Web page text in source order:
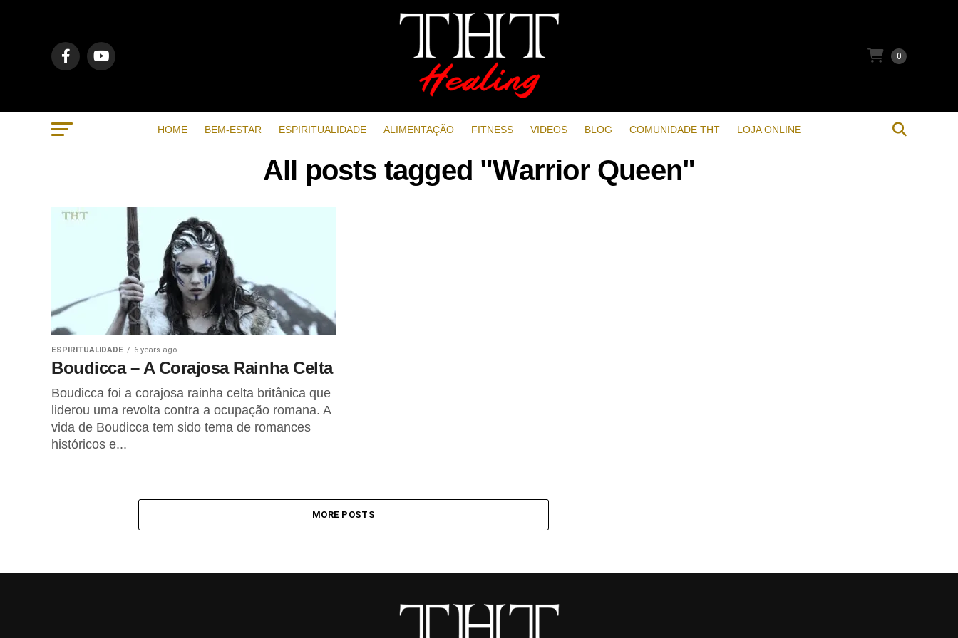
0
HOME BEM-ESTAR ESPIRITUALIDADE ALIMENTAÇÃO FITNESS VIDEOS BLOG COMUNIDADE THT LOJA ONLINE
All posts tagged "Warrior Queen"
ESPIRITUALIDADE 6 years ago
Boudicca – A Corajosa Rainha Celta
Boudicca foi a corajosa rainha celta britânica que
liderou uma revolta contra a ocupação romana. A
vida de Boudicca tem sido tema de romances
históricos e...
MORE POSTS
RECENTES POPULAR
BEM-ESTAR 7 months ago
Métodos de respiração para
ajudar a dormir
BEM-ESTAR 1 year ago
FITNESS 1 year ago
Caminhada Japonesa para
melhorar a saúde
LIFESTYLE 1 year ago